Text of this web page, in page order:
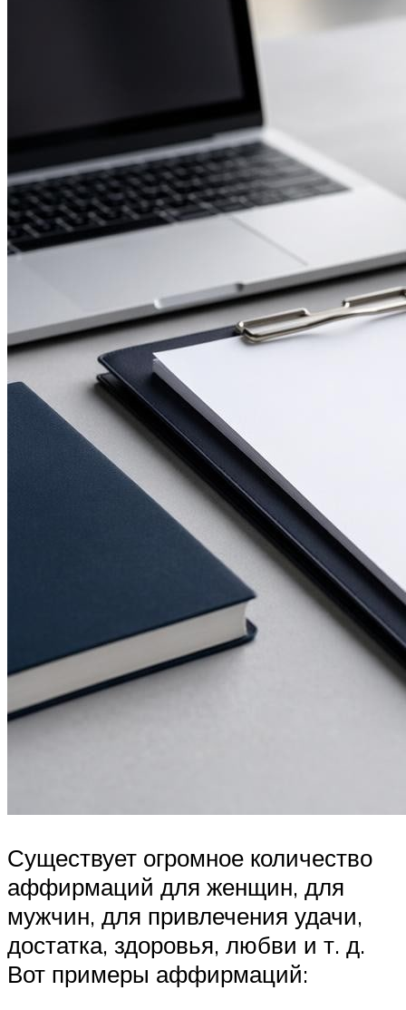
Существует огромное количество
аффирмаций для женщин, для
мужчин, для привлечения удачи,
достатка, здоровья, любви и т. д.
Вот примеры аффирмаций: